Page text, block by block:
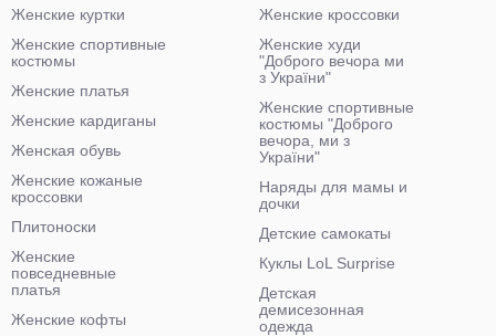
Женские куртки
Женские спортивные
костюмы
Женские платья
Женские кардиганы
Женская обувь
Женские кожаные
кроссовки
Плитоноски
Женские
повседневные
платья
Женские кофты
Женские кроссовки
Женские худи
"Доброго вечора ми
з України"
Женские спортивные
костюмы "Доброго
вечора, ми з
України"
Наряды для мамы и
дочки
Детские самокаты
Куклы LoL Surprise
Детская
демисезонная
одежда